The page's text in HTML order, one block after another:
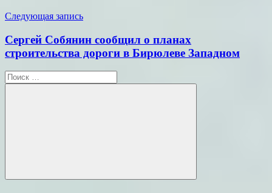
Следующая запись
Сергей Собянин сообщил о планах
строительства дороги в Бирюлеве Западном
Поиск
для:
Поиск